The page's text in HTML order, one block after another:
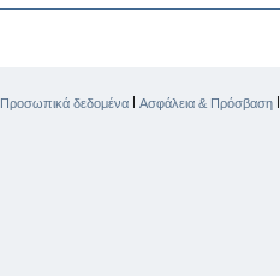
Προσωπικά δεδομένα | Ασφάλεια & Πρόσβαση